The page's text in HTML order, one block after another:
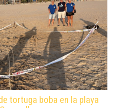
tortuga boba en la playa